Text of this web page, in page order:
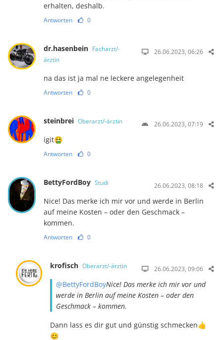
erhalten, deshalb.
Antworten 0
dr.hasenbein Facharzt/-
ärztin
26.06.2023, 06:26
na das ist ja mal ne leckere angelegenheit
Antworten 0
steinbrei Oberarzt/-ärztin 26.06.2023, 07:19
igit🤮
Antworten 0
BettyFordBoy Studi 26.06.2023, 08:18
Nice! Das merke ich mir vor und werde in Berlin
auf meine Kosten – oder den Geschmack –
kommen.
Antworten 0
krofisch Oberarzt/-ärztin 26.06.2023, 09:06
@BettyFordBoyNice! Das merke ich mir vor und
werde in Berlin auf meine Kosten – oder den
Geschmack – kommen.
Dann lass es dir gut und günstig schmecken👍
😊